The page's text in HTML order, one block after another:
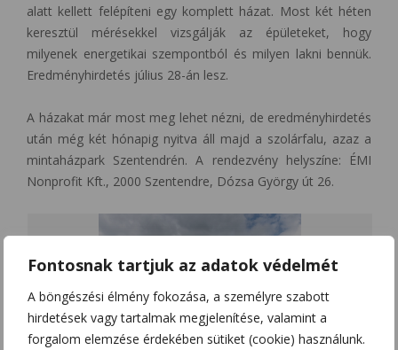
Fontosnak tartjuk az adatok védelmét
A böngészési élmény fokozása, a személyre szabott
hirdetések vagy tartalmak megjelenítése, valamint a
forgalom elemzése érdekében sütiket (cookie) használunk.
alatt kellett felépíteni egy komplett házat. Most két héten
keresztül mérésekkel vizsgálják az épületeket, hogy
milyenek energetikai szempontból és milyen lakni bennük.
Eredményhirdetés július 28-án lesz.
A házakat már most meg lehet nézni, de eredményhirdetés
után még két hónapig nyitva áll majd a szolárfalu, azaz a
mintaházpark Szentendrén. A rendezvény helyszíne: ÉMI
Nonprofit Kft., 2000 Szentendre, Dózsa György út 26.